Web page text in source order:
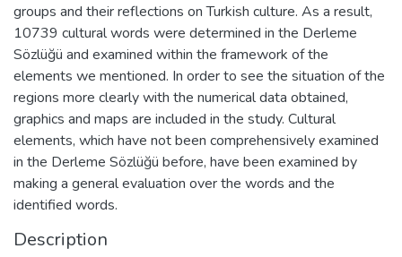
groups and their reflections on Turkish culture. As a result,
10739 cultural words were determined in the Derleme
Sözlüğü and examined within the framework of the
elements we mentioned. In order to see the situation of the
regions more clearly with the numerical data obtained,
graphics and maps are included in the study. Cultural
elements, which have not been comprehensively examined
in the Derleme Sözlüğü before, have been examined by
making a general evaluation over the words and the
identified words.
Description